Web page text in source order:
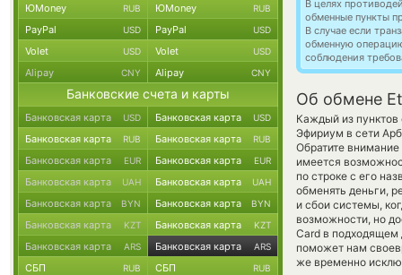
В целях
обменные пункты
В случае если
обменную
соблюдения
Об обмене
Каждый из пунктов
Эфириум в сети
Обратите
имеется
по строке с его
обменять деньги,
и сбои системы,
возможности, но
Card в подходящем
поможет нам
же временно
ЮMoney RUB ЮMoney RUB
PayPal USD PayPal USD
Volet USD Volet USD
Alipay CNY Alipay CNY
Банковские счета и карты
Банковская карта USD Банковская карта USD
Банковская карта RUB Банковская карта RUB
Банковская карта EUR Банковская карта EUR
Банковская карта UAH Банковская карта UAH
Банковская карта BYN Банковская карта BYN
Банковская карта KZT Банковская карта KZT
Банковская карта ARS Банковская карта ARS
СБП RUB СБП RUB